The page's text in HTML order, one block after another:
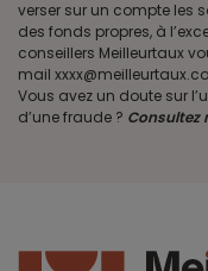
verser sur un compte les
des fonds propres, à
conseillers Meilleurtaux
mail
Vous avez un doute sur
d’une fraude ? Consultez